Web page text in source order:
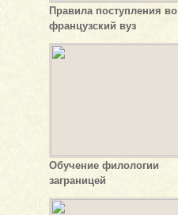
Правила поступления во
французский вуз
Обучение филологии
заграницей